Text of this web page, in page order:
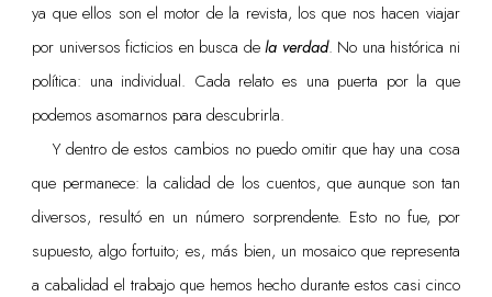
ya que ellos son el motor de la revista, los que nos hacen viajar
por universos ficticios en busca dela verdad. No una histórica ni
política: una individual. Cada relato es una puerta por la que
podemos asomarnos para descubrirla.
Y dentro de estos cambios no puedo omitir que hay una cosa
que permanece: la calidad de los cuentos, que aunque son tan
diversos, resultó en un número sorprendente. Esto no fue, por
supuesto, algo fortuito; es, más bien, un mosaico que representa
a cabalidad el trabajo que hemos hecho durante estos casi cinco